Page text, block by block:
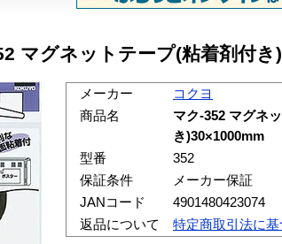
マグネットテープ(粘着剤付
メーカー
コクヨ
商品名
マク-352 マグネ
き)30×1000mm
型番
352
保証条件
メーカー保証
JANコード
4901480423074
返品について
特定商取引法に